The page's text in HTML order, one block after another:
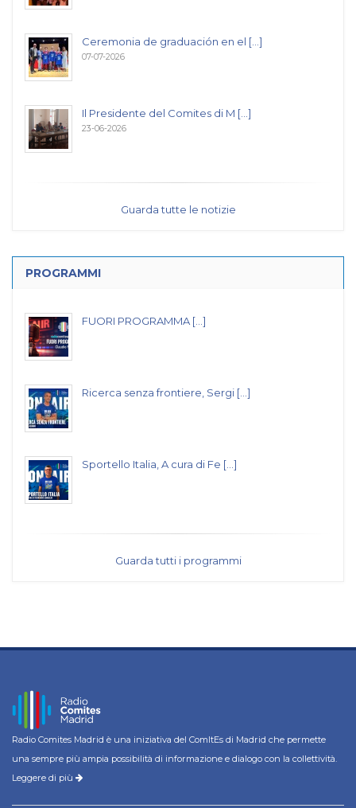
Ceremonia de graduación en el [...]
07-07-2026
Il Presidente del Comites di M [...]
23-06-2026
Guarda tutte le notizie
PROGRAMMI
FUORI PROGRAMMA [...]
Ricerca senza frontiere, Sergi [...]
Sportello Italia, A cura di Fe [...]
Guarda tutti i programmi
Radio Comites Madrid è una iniziativa del ComItEs di Madrid che permette
una sempre più ampia possibilità di informazione e dialogo con la collettività.
Leggere di più